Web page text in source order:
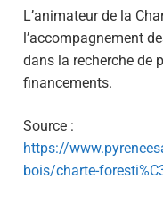
L’animateur de la
l’accompagnement
dans la recherche de
financements.
Source :
https://
bois/charte-